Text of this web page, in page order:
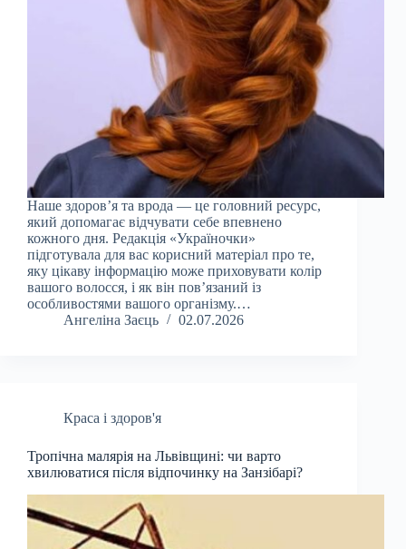
Наше здоров’я та врода — це головний ресурс,
який допомагає відчувати себе впевнено
кожного дня. Редакція «Україночки»
підготувала для вас корисний матеріал про те,
яку цікаву інформацію може приховувати колір
вашого волосся, і як він пов’язаний із
особливостями вашого організму.…
Ангеліна Заєць
02.07.2026
Краса і здоров'я
Тропічна малярія на Львівщині: чи варто
хвилюватися після відпочинку на Занзібарі?